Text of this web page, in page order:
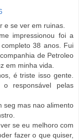
e se ver em ruinas.
impressionou foi a
38 anos. Fui
de Petroleo
em minha vida.
é triste isso gente.
responsável pelas
seg mas nao alimento
se eu melhoro com
fazer o que quiser,